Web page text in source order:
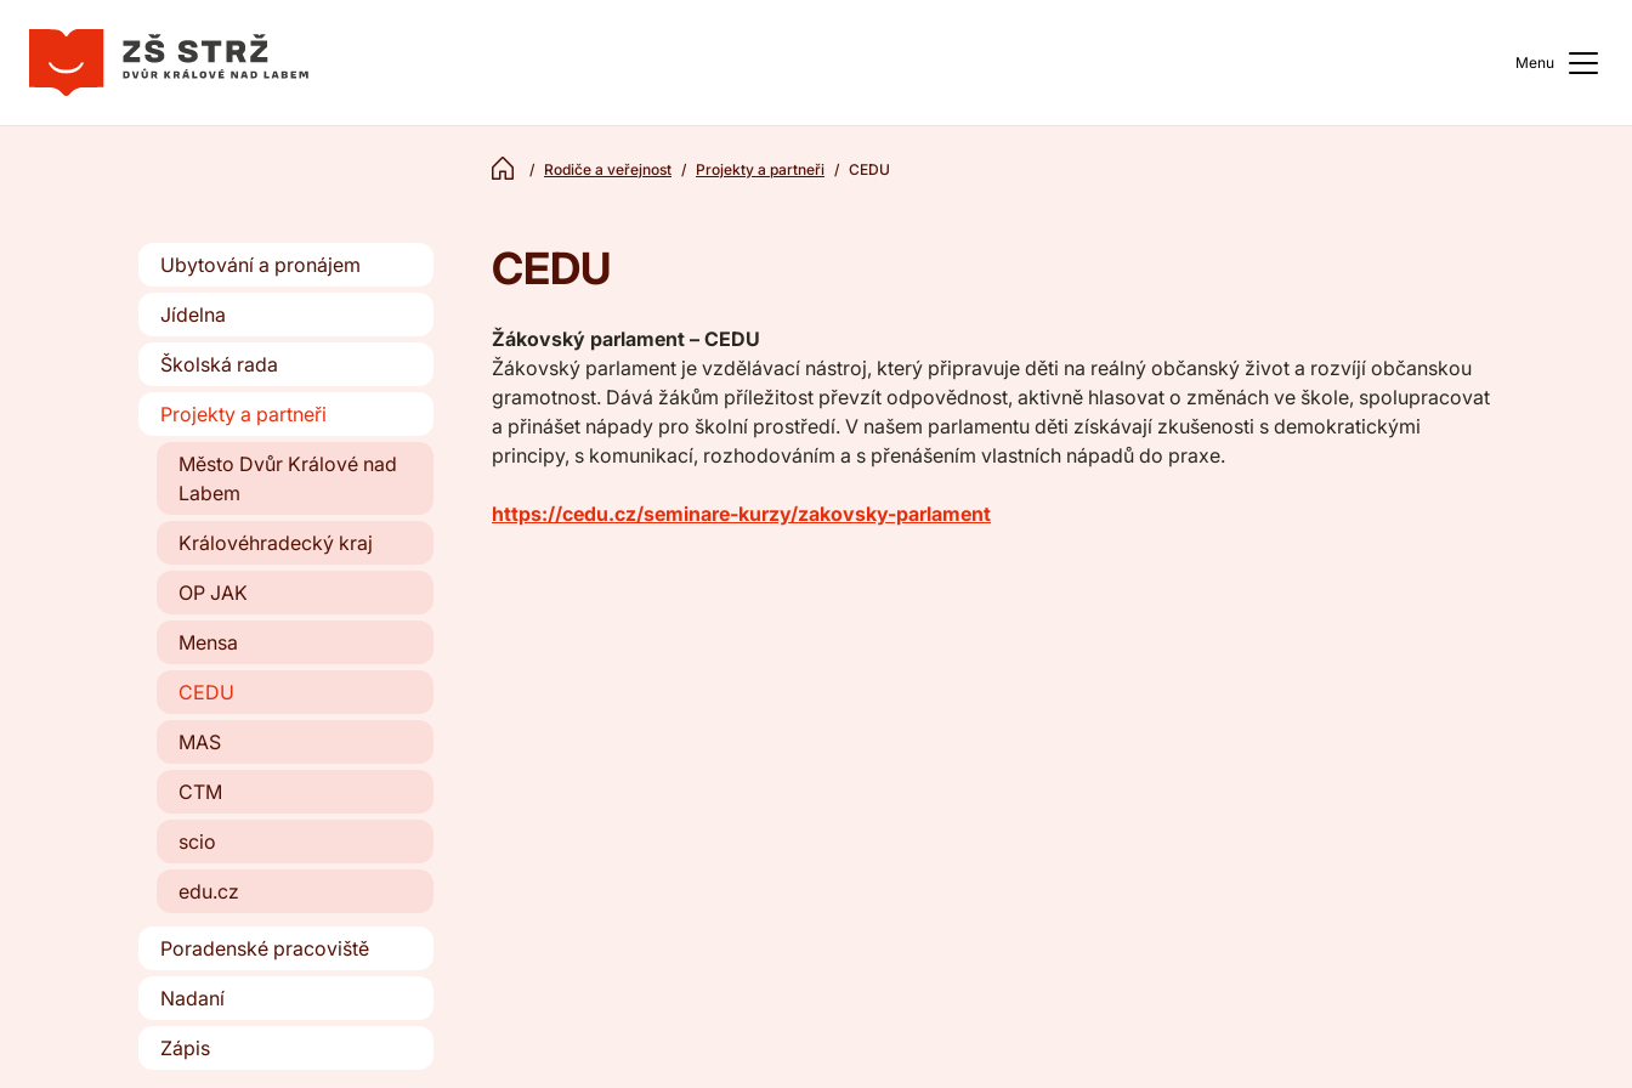
Menu
Rodiče a veřejnost Projekty a partneři CEDU
Ubytování a pronájem
Jídelna
Školská rada
Projekty a partneři
Město Dvůr Králové nad
Labem
Královéhradecký kraj
OP JAK
Mensa
CEDU
MAS
CTM
scio
edu.cz
Poradenské pracoviště
Nadaní
Zápis
CEDU
Žákovský parlament – CEDU
Žákovský parlament je vzdělávací nástroj, který připravuje děti na reálný občanský život a rozvíjí občanskou
gramotnost. Dává žákům příležitost převzít odpovědnost, aktivně hlasovat o změnách ve škole, spolupracovat
a přinášet nápady pro školní prostředí. V našem parlamentu děti získávají zkušenosti s demokratickými
principy, s komunikací, rozhodováním a s přenášením vlastních nápadů do praxe.
https://cedu.cz/seminare-kurzy/zakovsky-parlament